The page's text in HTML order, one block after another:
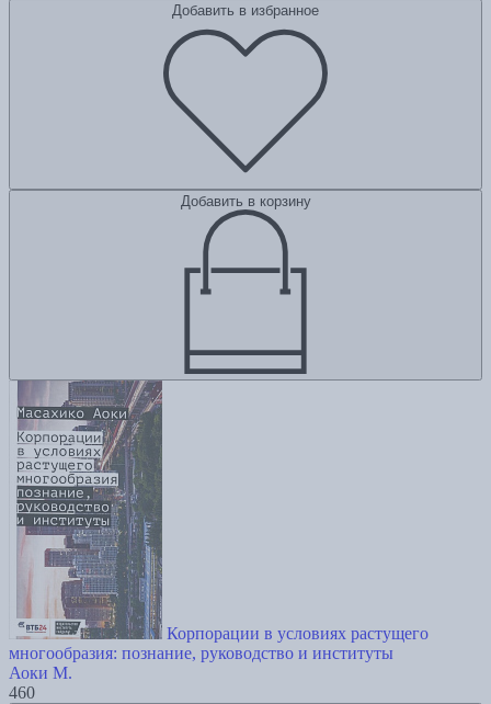
Добавить в избранное
Добавить в корзину
Корпорации в условиях растущего
многообразия: познание, руководство и институты
Аоки М.
460